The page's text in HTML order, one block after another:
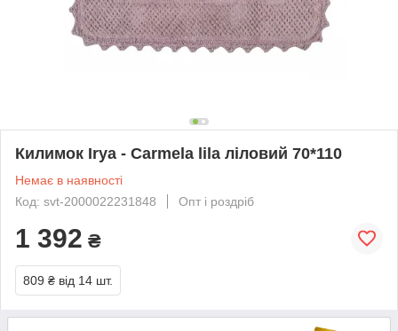
Килимок Irya - Carmela lila ліловий 70*110
Немає в наявності
Код: svt-2000022231848
Опт і роздріб
1 392 ₴
809 ₴ від 14 шт.